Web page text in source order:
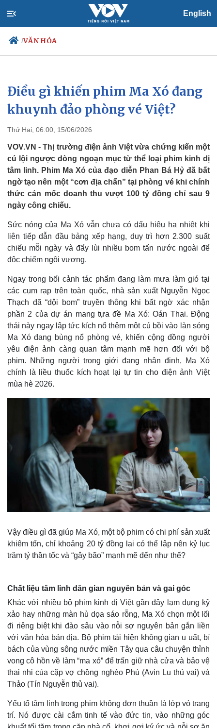
English
/VĂN HÓA
Chính trị
Đảng
Tổ chức nhân sự
Nhận diện sự thật
Xã hội
Tin 24h
Dự báo thời tiết
Việc làm
Biển đảo
Điều gì khiến phim Ma Xó đang
khuynh đảo phòng vé Việt?
Thứ Hai, 06:00, 15/06/2026
VOV.VN - Thị trường điện ảnh Việt vừa chứng kiến một
cú lội ngược dòng ngoạn mục từ thể loại phim kinh dị
tâm linh. Phim Ma Xó của đạo diễn Phan Bá Hỷ đã bất
ngờ tạo nên một “cơn địa chấn” tại phòng vé khi chính
thức cán mốc doanh thu vượt 100 tỷ đồng chỉ sau 9
ngày công chiếu.
Sức nóng của Ma Xó vẫn chưa có dấu hiệu hạ nhiệt khi
liên tiếp dẫn đầu bảng xếp hạng, duy trì hơn 2.300 suất
chiếu mỗi ngày và đẩy lùi nhiều bom tấn nước ngoài để
độc chiếm ngôi vương.
Ngay trong bối cảnh tác phẩm đang làm mưa làm gió tại
các cụm rạp trên toàn quốc, nhà sản xuất Nguyễn Ngọc
Thạch đã “dội bom” truyền thông khi bất ngờ xác nhận
phần 2 của dự án mang tựa đề Ma Xó: Oán Thai. Động
thái này ngay lập tức kích nổ thêm một cú bồi vào làn sóng
Ma Xó đang bùng nổ phòng vé, khiến cộng đồng người
yêu điện ảnh càng quan tâm mạnh mẽ hơn đối với bộ
phim. Những người trong giới đang nhận định, Ma Xó
chính là liều thuốc kích hoạt lại tự tin cho điện ảnh Việt
mùa hè 2026.
Vậy điều gì đã giúp Ma Xó, một bộ phim có chi phí sản xuất
khiêm tốn, chỉ khoảng 20 tỷ đồng lại có thể lập nên kỷ lục
trăm tỷ thần tốc và “gây bão” mạnh mẽ đến như thế?
Chất liệu tâm linh dân gian nguyên bản và gai góc
Khác với nhiều bộ phim kinh dị Việt gần đây lạm dụng kỹ
xảo hay những màn hù dọa sáo rỗng, Ma Xó chọn một lối
đi riêng biệt khi đào sâu vào nỗi sợ nguyên bản gắn liền
với văn hóa bản địa. Bộ phim tái hiện không gian u uất, bí
bách của vùng sông nước miền Tây qua câu chuyện thỉnh
vong cô hồn về làm “ma xó” để trấn giữ nhà cửa và bảo vệ
thai nhi của cặp vợ chồng nghèo Phú (Avin Lu thủ vai) và
Thảo (Tín Nguyễn thủ vai).
Yếu tố tâm linh trong phim không đơn thuần là lớp vỏ trang
trí. Nó được cài cắm tinh tế vào đức tin, vào những góc